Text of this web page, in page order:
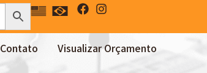
Contato Visualizar Orçamento